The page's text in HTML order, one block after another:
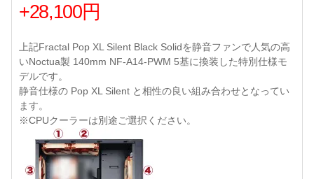
+28,100円
上記Fractal Pop XL Silent Black Solidを静音ファンで人気の高
いNoctua製 140mm NF-A14-PWM 5基に換装した特別仕様モ
デルです。
静音仕様の Pop XL Silent と相性の良い組み合わせとなってい
ます。
※CPUクーラーは別途ご選択ください。